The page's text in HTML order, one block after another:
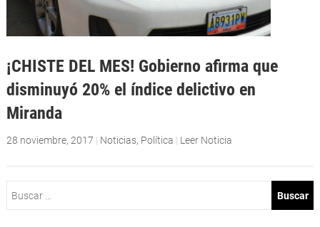
¡CHISTE DEL MES! Gobierno afirma que
disminuyó 20% el índice delictivo en
Miranda
28 noviembre, 2017 | Noticias, Política | Leer Noticia